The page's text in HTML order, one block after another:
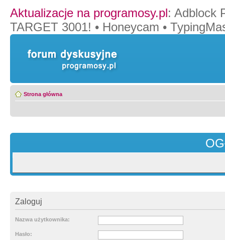
Aktualizacje na programosy.pl: Adblock
TARGET 3001! • Honeycam •
Strona główna
Zaloguj
Nazwa użytkownika:
Hasło: